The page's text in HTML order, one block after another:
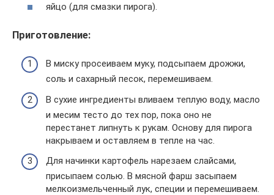
яйцо (для смазки пирога).
Приготовление:
В миску просеиваем муку, подсыпаем дрожжи,
соль и сахарный песок, перемешиваем.
В сухие ингредиенты вливаем теплую воду, масло
и месим тесто до тех пор, пока оно не
перестанет липнуть к рукам. Основу для пирога
накрываем и оставляем в тепле на час.
Для начинки картофель нарезаем слайсами,
присыпаем солью. В мясной фарш засыпаем
мелкоизмельченный лук, специи и перемешиваем.